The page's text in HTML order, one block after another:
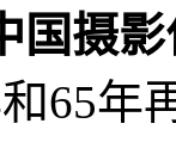
国摄
65年